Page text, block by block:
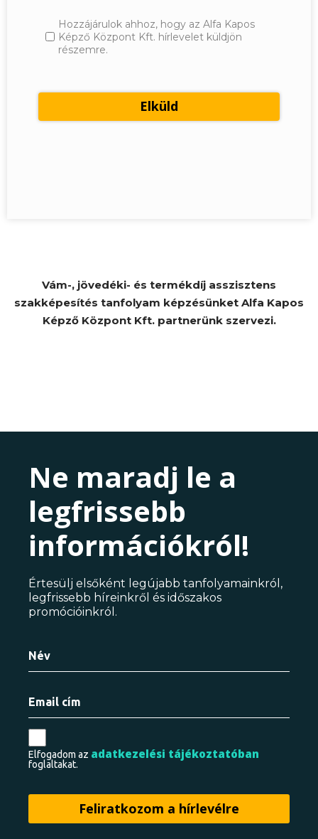
Hozzájárulok ahhoz, hogy az Alfa Kapos
Képző Központ Kft. hírlevelet küldjön
részemre.
Vám-, jövedéki- és termékdíj asszisztens
szakképesítés tanfolyam képzésünket Alfa Kapos
Képző Központ Kft. partnerünk szervezi.
Ne maradj le a
legfrissebb
információkról!
Értesülj elsőként legújabb tanfolyamainkról,
legfrissebb híreinkről és időszakos
promócióinkról.
Elfogadom az adatkezelési tájékoztatóban
foglaltakat.